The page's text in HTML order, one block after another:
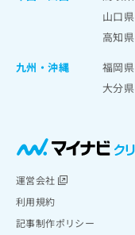
山口県
高知県
九州・沖縄
福岡県
大分県
運営会社
利用規約
記事制作ポリシー